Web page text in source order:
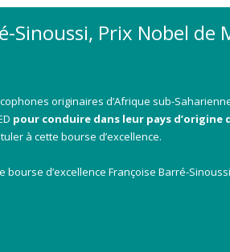
Sinoussi, Prix Nobel de
originaires d’Afrique sub-
pour conduire dans leur pays d’origine
à cette bourse d’excellence.
d’excellence Françoise Barré-